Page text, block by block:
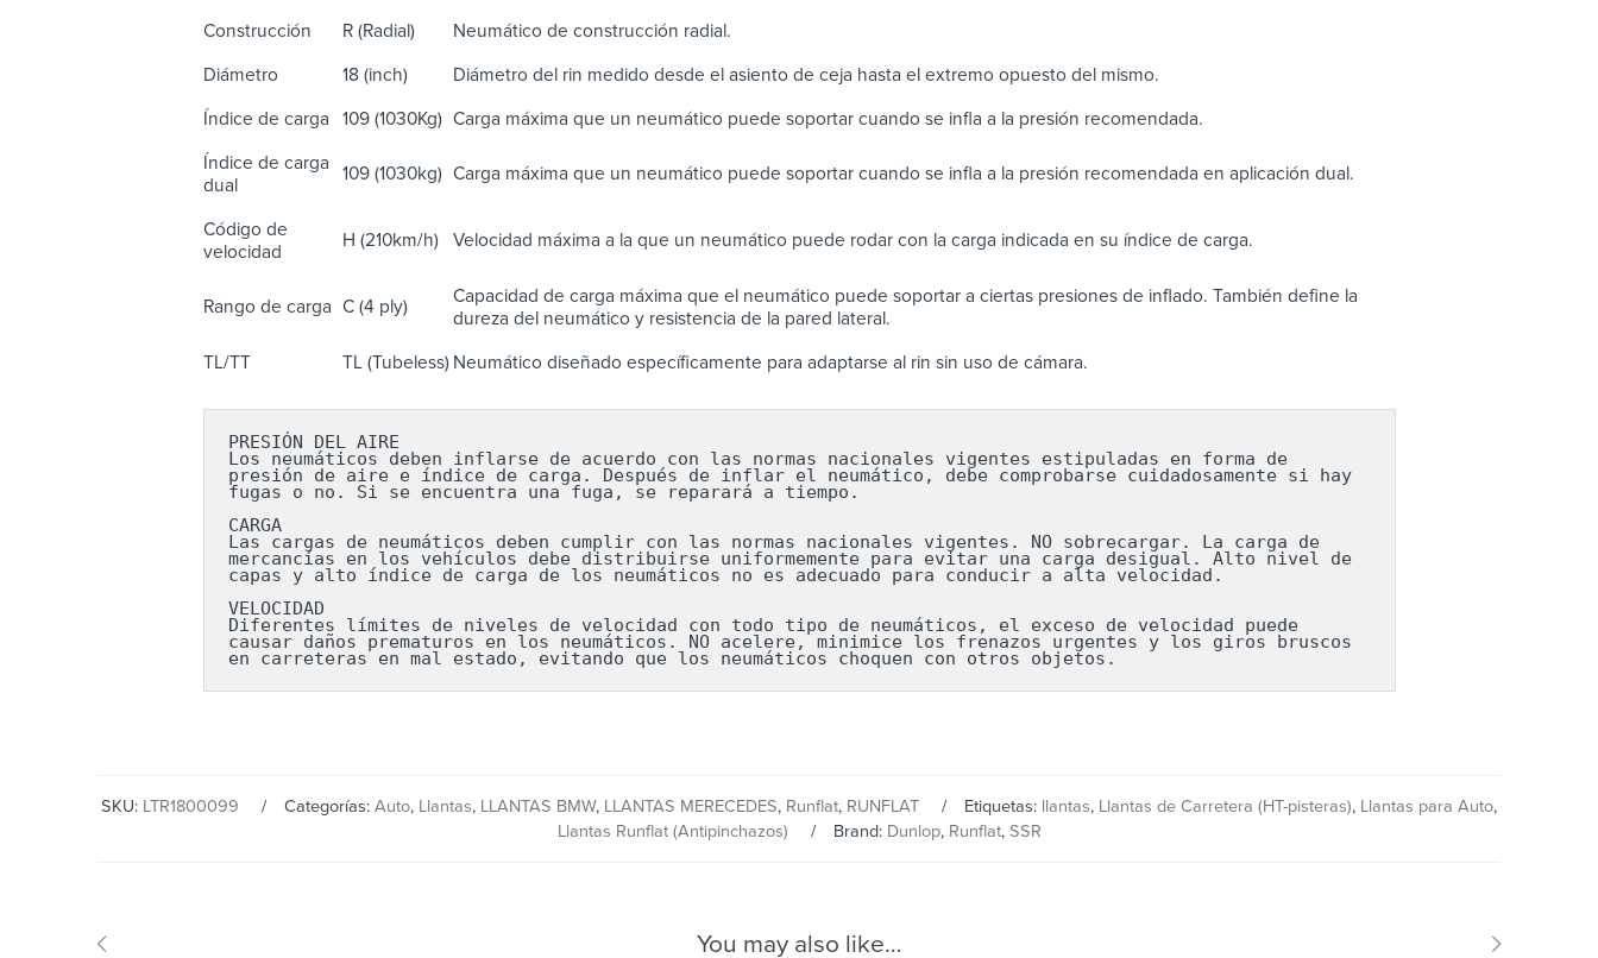
Construcción R (Radial) Neumático de construcción radial.
Diámetro 18 (inch) Diámetro del rin medido desde el asiento de ceja hasta el extremo opuesto del mismo.
Índice de carga 109 (1030Kg) Carga máxima que un neumático puede soportar cuando se infla a la presión recomendada.
Índice de carga
dual
109 (1030kg) Carga máxima que un neumático puede soportar cuando se infla a la presión recomendada en aplicación dual.
Código de
velocidad
H (210km/h) Velocidad máxima a la que un neumático puede rodar con la carga indicada en su índice de carga.
Rango de carga C (4 ply)
Capacidad de carga máxima que el neumático puede soportar a ciertas presiones de inflado. También define la
dureza del neumático y resistencia de la pared lateral.
TL/TT TL (Tubeless) Neumático diseñado específicamente para adaptarse al rin sin uso de cámara.
PRESIÓN DEL AIRE
Los neumáticos deben inflarse de acuerdo con las normas nacionales vigentes estipuladas en forma de
presión de aire e índice de carga. Después de inflar el neumático, debe comprobarse cuidadosamente si hay
fugas o no. Si se encuentra una fuga, se reparará a tiempo.
CARGA
Las cargas de neumáticos deben cumplir con las normas nacionales vigentes. NO sobrecargar. La carga de
mercancías en los vehículos debe distribuirse uniformemente para evitar una carga desigual. Alto nivel de
capas y alto índice de carga de los neumáticos no es adecuado para conducir a alta velocidad.
VELOCIDAD
Diferentes límites de niveles de velocidad con todo tipo de neumáticos, el exceso de velocidad puede
causar daños prematuros en los neumáticos. NO acelere, minimice los frenazos urgentes y los giros bruscos
en carreteras en mal estado, evitando que los neumáticos choquen con otros objetos.
SKU: LTR1800099 Categorías: Auto, Llantas, LLANTAS BMW, LLANTAS MERECEDES, Runflat, RUNFLAT Etiquetas: llantas, Llantas de Carretera (HT-pisteras), Llantas para Auto,
Llantas Runflat (Antipinchazos)
Brand: Dunlop, Runflat, SSR
You may also like…